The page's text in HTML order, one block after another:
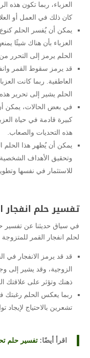
العزباء، ربما تكون هذه
كان ذلك في العمل أو
يمكن أن يُفسر الحلم كنوع
العزباء بأن هناك شيئًا
الحلم يرمز إلى التحرر
قد يرمز سقوط القمر
العاطفية. ربما كانت
الحلم يشير إلى تحرير
في بعض الحالات، يمكن
كبيرة قادمة في حياة
هذه التحديات والصعاب.
يمكن أن يُظهر هذا الحلم
وتحقيق الأهداف
للاستثمار في نفسها
تفسير حلم انفجار
في سياق حديثنا عن تفسير
لحلم انفجار القمر
قد قد يرمز الانفجار في
الزوجية، وقد يشير إلى
ذهنك وتؤثر على علاقتك
ربما يعكس الحلم رغبتك
تشعرين بالاحتياج لإيجاد
اقرأ أيضًا: تفسير حلم